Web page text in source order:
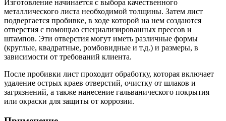
Изготовление начинается с выбора качественного
металлического листа необходимой толщины. Затем лист
подвергается пробивке, в ходе которой на нем создаются
отверстия с помощью специализированных прессов и
штампов. Эти отверстия могут иметь различные формы
(круглые, квадратные, ромбовидные и т.д.) и размеры, в
зависимости от требований клиента.
После пробивки лист проходит обработку, которая включает
удаление острых краев отверстий, очистку от шлаков и
загрязнений, а также нанесение гальванического покрытия
или окраски для защиты от коррозии.